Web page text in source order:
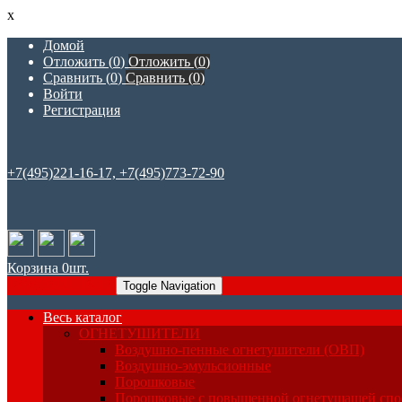
x
Домой
Отложить (0) Отложить (0)
Сравнить (0) Сравнить (0)
Войти
Регистрация
+7(495)221-16-17, +7(495)773-72-90
Корзина 0шт.
Toggle Navigation
Весь каталог
ОГНЕТУШИТЕЛИ
Воздушно-пенные огнетушители (ОВП)
Воздушно-эмульсионные
Порошковые
Порошковые с повышенной огнетушащей